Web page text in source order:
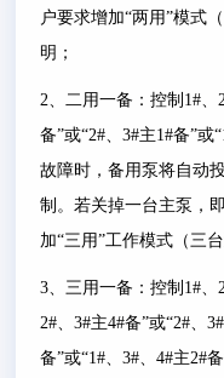
户要求增加“两用”模式
明；
2、二用一备：控制 1#、
备”或“2#、3#主1#备”或
故障时，备用泵将自动
制。若关掉一台主泵，
加“三用”工作模式（三
3、三用一备：控制 1#、
2#、3#主4#备”或“2#、3#
备”或“1#、3#、4#主2#备